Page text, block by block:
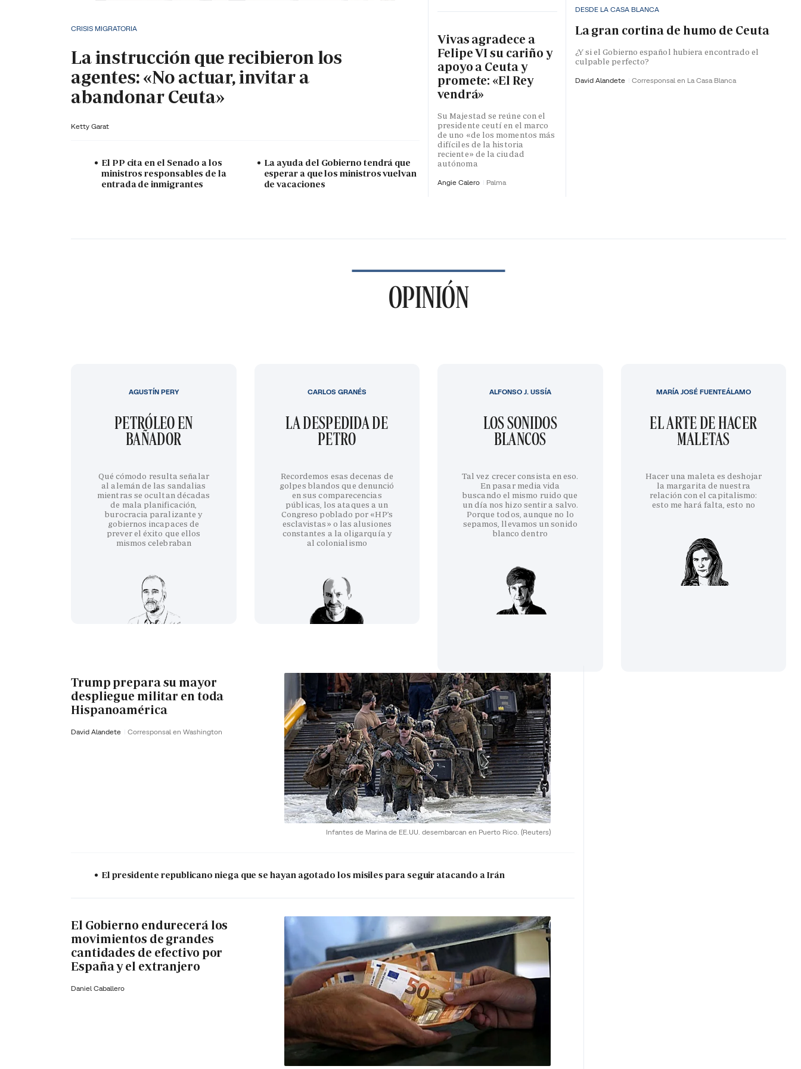
CRISIS MIGRATORIA
La instrucción que recibieron los
agentes: «No actuar, invitar a
abandonar Ceuta»
Ketty Garat
El PP cita en el Senado a los
ministros responsables de la
entrada de inmigrantes
La ayuda del Gobierno tendrá que
esperar a que los ministros vuelvan
de vacaciones
Vivas agradece a
Felipe VI su cariño y
apoyo a Ceuta y
promete: «El Rey
vendrá»
Su Majestad se reúne con el
presidente ceutí en el marco
de uno «de los momentos más
difíciles de la historia
reciente» de la ciudad
autónoma
Angie Calero Palma
DESDE LA CASA BLANCA
La gran cortina de humo de Ceuta
¿Y si el Gobierno español hubiera encontrado el
culpable perfecto?
David Alandete Corresponsal en La Casa Blanca
OPINIÓN
PETRÓLEO EN
BAÑADOR
Qué cómodo resulta señalar
al alemán de las sandalias
mientras se ocultan décadas
de mala planificación,
burocracia paralizante y
gobiernos incapaces de
prever el éxito que ellos
mismos celebraban
AGUSTÍN PERY
LA DESPEDIDA DE
PETRO
Recordemos esas decenas de
golpes blandos que denunció
en sus comparecencias
públicas, los ataques a un
Congreso poblado por «HP’s
esclavistas» o las alusiones
constantes a la oligarquía y
al colonialismo
CARLOS GRANÉS
LOS SONIDOS
BLANCOS
Tal vez crecer consista en eso.
En pasar media vida
buscando el mismo ruido que
un día nos hizo sentir a salvo.
Porque todos, aunque no lo
sepamos, llevamos un sonido
blanco dentro
ALFONSO J. USSÍA
EL ARTE DE HACER
MALETAS
Hacer una maleta es deshojar
la margarita de nuestra
relación con el capitalismo:
esto me hará falta, esto no
MARÍA JOSÉ FUENTEÁLAMO
Infantes de Marina de EE.UU. desembarcan en Puerto Rico. (Reuters)
Trump prepara su mayor
despliegue militar en toda
Hispanoamérica
David Alandete Corresponsal en Washington
El presidente republicano niega que se hayan agotado los misiles para seguir atacando a Irán
El Gobierno endurecerá los
movimientos de grandes
cantidades de efectivo por
España y el extranjero
Daniel Caballero